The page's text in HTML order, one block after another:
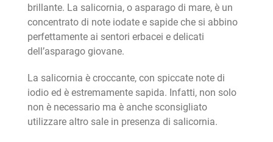
brillante. La salicornia, o asparago di mare, è un
concentrato di note iodate e sapide che si abbino
perfettamente ai sentori erbacei e delicati
dell’asparago giovane.
La salicornia è croccante, con spiccate note di
iodio ed è estremamente sapida. Infatti, non solo
non è necessario ma è anche sconsigliato
utilizzare altro sale in presenza di salicornia.